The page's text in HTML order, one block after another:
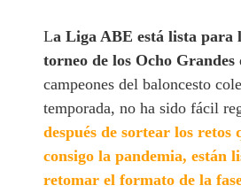
La Liga ABE está lista para
torneo de los Ocho Grandes
campeones del baloncesto
temporada, no ha sido fácil
después de sortear los retos
consigo la pandemia, están
retomar el formato de la